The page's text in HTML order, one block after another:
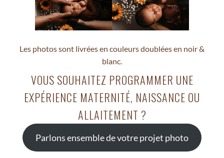
Les photos sont livrées en couleurs doublées en noir &
blanc.
VOUS SOUHAITEZ PROGRAMMER UNE
EXPÉRIENCE MATERNITÉ, NAISSANCE OU
ALLAITEMENT ?
Parlons ensemble de votre projet photo